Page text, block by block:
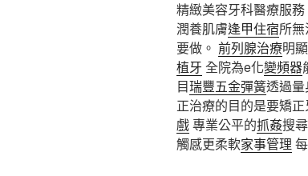
精緻美容牙科醫療服務
潤養肌膚逢甲住宿所
要做。 前列腺治療明
植牙 全院為e化變頻器
目瑞豐五金彈簧透過
正治療的目的是要矯
戲專業公平的抓姦搜
觸感更柔軟家事管理